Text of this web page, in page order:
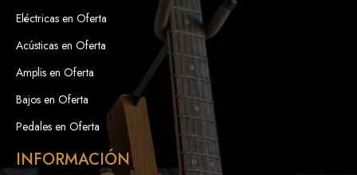
Eléctricas en Oferta
Acústicas en Oferta
Amplis en Oferta
Bajos en Oferta
Pedales en Oferta
INFORMACIÓN